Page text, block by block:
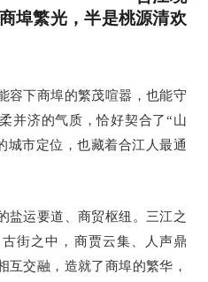
埠繁光，半是桃源清欢
容下商埠的繁茂喧嚣，也能守
并济的气质，恰好契合了“山
城市定位，也藏着合江人最通
盐运要道、商贸枢纽。三江之
街之中，商贾云集、人声鼎
互交融，造就了商埠的繁华，